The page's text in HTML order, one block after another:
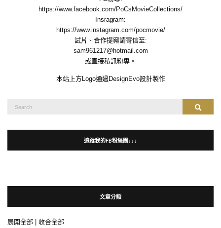
https://www.facebook.com/PoCsMovieCollections/
Insragram:
https://www.instagram.com/pocmovie/
試片、合作提案請寄信至:
sam961217@hotmail.com
或直接私訊粉專。
本站上方Logo通過 DesignEvo設計製作
Search
Search
追蹤我的FB粉絲團↓↓↓
文章分類
展開全部
收合全部